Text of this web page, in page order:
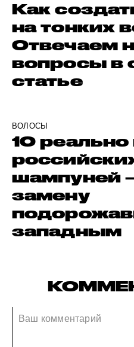
Как
на тонких
Отвечаем
вопросы в
статье
ВОЛОСЫ
10
шампуней
замену
западным